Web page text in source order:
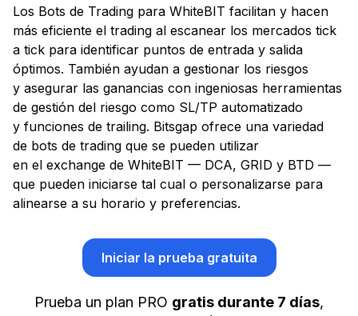
Los Bots de Trading para WhiteBIT facilitan y hacen
más eficiente el trading al escanear los mercados tick
a tick para identificar puntos de entrada y salida
óptimos. También ayudan a gestionar los riesgos
y asegurar las ganancias con ingeniosas herramientas
de gestión del riesgo como SL/TP automatizado
y funciones de trailing. Bitsgap ofrece una variedad
de bots de trading que se pueden utilizar
en el exchange de WhiteBIT — DCA, GRID y BTD —
que pueden iniciarse tal cual o personalizarse para
alinearse a su horario y preferencias.
Iniciar la prueba gratuita
Prueba un plan PRO gratis durante 7 días,